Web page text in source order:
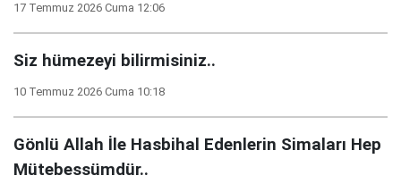
17 Temmuz 2026 Cuma 12:06
Siz hümezeyi bilirmisiniz..
10 Temmuz 2026 Cuma 10:18
Gönlü Allah İle Hasbihal Edenlerin Simaları Hep
Mütebessümdür..